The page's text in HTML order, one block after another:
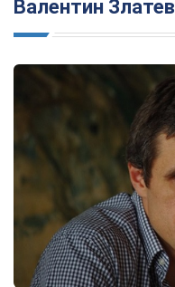
Валентин Златев